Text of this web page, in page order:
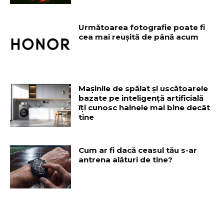
Următoarea fotografie poate fi
cea mai reușită de până acum
Mașinile de spălat și uscătoarele
bazate pe inteligență artificială
îți cunosc hainele mai bine decât
tine
Cum ar fi dacă ceasul tău s-ar
antrena alături de tine?